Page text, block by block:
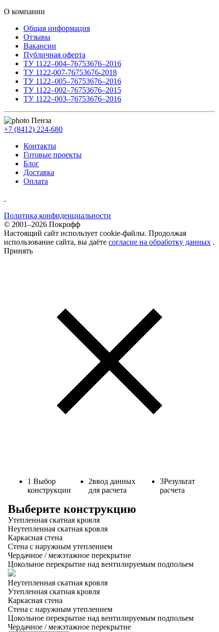
О компании
Общая информация
Отзывы
Вакансии
Публичная оферта
ТУ 1122–004–76753676–2016
ТУ 1122-007-76753676-2018
ТУ 1122–005–76753676–2016
ТУ 1122–002–76753676–2015
ТУ 1122–003–76753676–2016
Пенза
+7 (8412) 224-680
Контакты
Готовые проекты
Блог
Доставка
Оплата
Политика конфиденциальности
© 2001–2026 Покрофф
Настоящий сайт использует cookie-файлы. Продолжая
использование сайта, вы даёте согласие на обработку данных .
Принять